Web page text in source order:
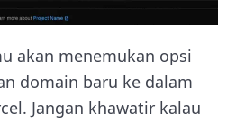
akan menemukan opsi
domain baru ke dalam
Jangan khawatir kalau